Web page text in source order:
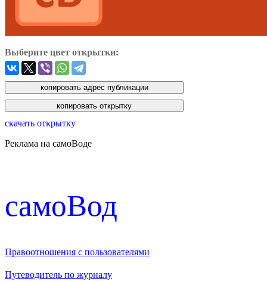
Выберите цвет открытки:
скачать открытку
Реклама на самоВоде
cамоВод
Правоотношения с пользователями
Путеводитель по журналу